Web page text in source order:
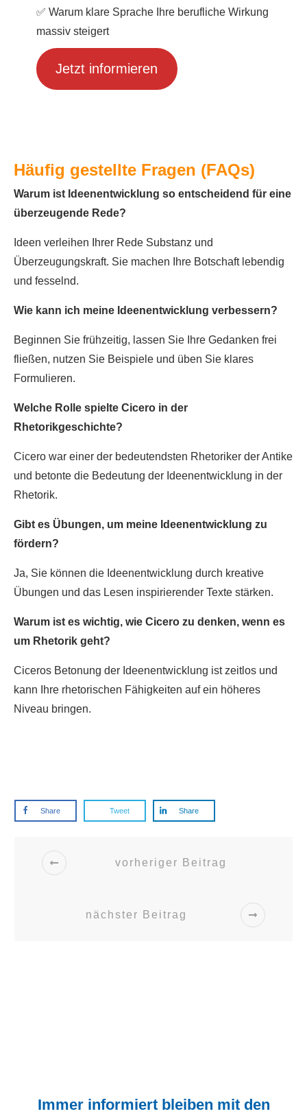
✅ Warum klare Sprache Ihre berufliche Wirkung
massiv steigert
Jetzt informieren
Häufig gestellte Fragen (FAQs)
Warum ist Ideenentwicklung so entscheidend für eine
überzeugende Rede?
Ideen verleihen Ihrer Rede Substanz und
Überzeugungskraft. Sie machen Ihre Botschaft lebendig
und fesselnd.
Wie kann ich meine Ideenentwicklung verbessern?
Beginnen Sie frühzeitig, lassen Sie Ihre Gedanken frei
fließen, nutzen Sie Beispiele und üben Sie klares
Formulieren.
Welche Rolle spielte Cicero in der
Rhetorikgeschichte?
Cicero war einer der bedeutendsten Rhetoriker der Antike
und betonte die Bedeutung der Ideenentwicklung in der
Rhetorik.
Gibt es Übungen, um meine Ideenentwicklung zu
fördern?
Ja, Sie können die Ideenentwicklung durch kreative
Übungen und das Lesen inspirierender Texte stärken.
Warum ist es wichtig, wie Cicero zu denken, wenn es
um Rhetorik geht?
Ciceros Betonung der Ideenentwicklung ist zeitlos und
kann Ihre rhetorischen Fähigkeiten auf ein höheres
Niveau bringen.
Share Tweet Share
vorheriger Beitrag
nächster Beitrag
Immer informiert bleiben mit den